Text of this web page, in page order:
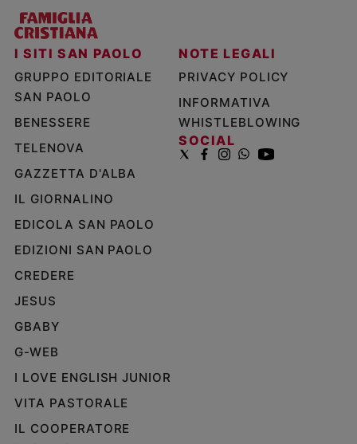
I SITI SAN PAOLO
GRUPPO EDITORIALE
SAN PAOLO
BENESSERE
TELENOVA
GAZZETTA D'ALBA
IL GIORNALINO
EDICOLA SAN PAOLO
EDIZIONI SAN PAOLO
CREDERE
JESUS
GBABY
G-WEB
I LOVE ENGLISH JUNIOR
VITA PASTORALE
IL COOPERATORE
NOTE LEGALI
PRIVACY POLICY
INFORMATIVA
WHISTLEBLOWING
SOCIAL